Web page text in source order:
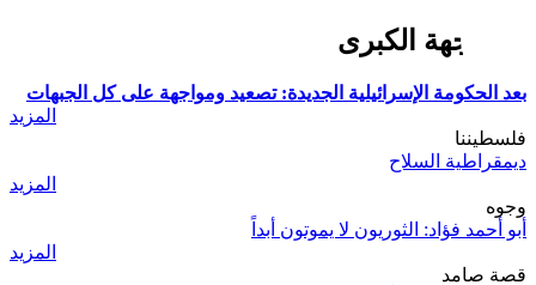
المواجهة الكبرى
بعد الحكومة الإسرائيلية الجديدة: تصعيد ومواجهة على كل الجبهات
المزيد
فلسطيننا
ديمقراطية السلاح
المزيد
وجوه
أبو أحمد فؤاد: الثوريون لا يموتون أبداً
المزيد
قصة صامد